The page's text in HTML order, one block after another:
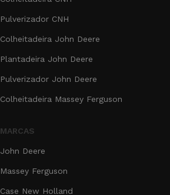
Pulverizador CNH
Colheitadeira John Deere
Plantadeira John Deere
Pulverizador John Deere
Colheitadeira Massey Ferguson
MARCAS
John Deere
Massey Ferguson
Case New Holland